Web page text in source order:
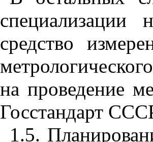
специализации
средство
на проведение
Госстандарт
1.5.